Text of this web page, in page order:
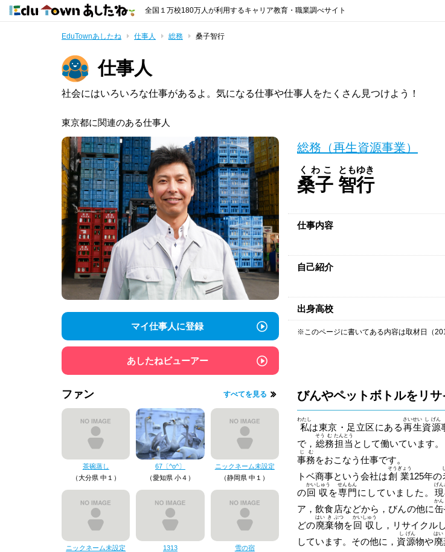
全国１万校180万人が利用するキャリア教育・職業調べサイト
EduTownあしたね 仕事人 総務 桑子智行
仕事人
社会にはいろいろな仕事があるよ。気になる仕事や仕事人をたくさん見つけよう！
東京都に関連のある仕事人
マイ仕事人に登録
あしたねビューアー
総務（再生資源事業）
桑子
くわこ
智行
ともゆき
仕事内容
自己紹介
出身高校
※このページに書いてある内容は取材日（
びんやペットボトルをリ
私
わたし
は東京・足立区にある再
さい
生
せい
資
し
源
げん
で， 総
そう
務
む
担
たん
当
とう
として働いています
事
じ
務
む
をおこなう仕事です。
トベ商事という会社は創
そう
業
ぎょう
125年の
の回
かい
収
しゅう
を専
せん
門
もん
にしていました。 現
げん
ア，飲食店などから，びんの他に缶
かん
どの廃
はい
棄
き
物
ぶつ
を回
かい
収
しゅう
し，リサイクル
しています。その他に， 資
し
源
げん
物や廃
はい
ファン すべてを見る
茶碗蒸し
（大分県 中１）
67〔^o^〕
（愛知県 小４）
ニックネーム未設定
（静岡県 中１）
ニックネーム未設定
1313
雪の宿